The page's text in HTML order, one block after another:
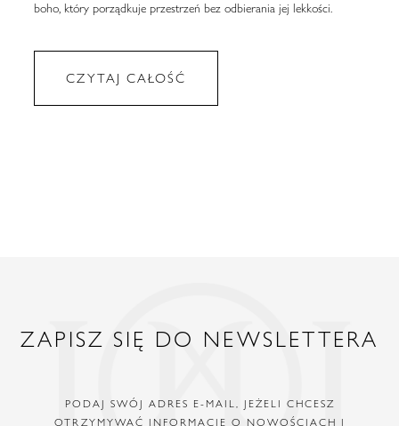
boho, który porządkuje przestrzeń bez odbierania jej lekkości.
CZYTAJ CAŁOŚĆ
ZAPISZ SIĘ DO NEWSLETTERA
PODAJ SWÓJ ADRES E-MAIL, JEŻELI CHCESZ
OTRZYMYWAĆ INFORMACJE O NOWOŚCIACH I